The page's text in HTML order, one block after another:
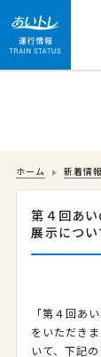
運
ホーム 新着情報
第４回あ
展示につい
「第４回あ
をいただき
いて、下記